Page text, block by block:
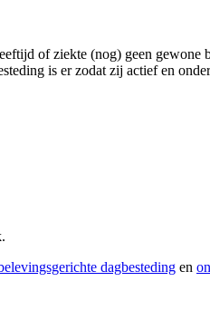
of ziekte (nog) geen gewone
is er zodat zij actief en
dagbesteding en